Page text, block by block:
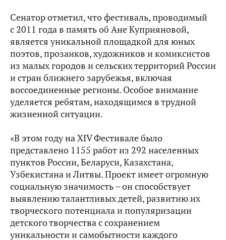
Сенатор отметил, что фестиваль, проводимый
с 2011 года в память об Ане Куприяновой,
является уникальной площадкой для юных
поэтов, прозаиков, художников и комиксистов
из малых городов и сельских территорий России
и стран ближнего зарубежья, включая
воссоединенные регионы. Особое внимание
уделяется ребятам, находящимся в трудной
жизненной ситуации.
«В этом году на XIV Фестивале было
представлено 1155 работ из 292 населенных
пунктов России, Беларуси, Казахстана,
Узбекистана и Литвы. Проект имеет огромную
социальную значимость – он способствует
выявлению талантливых детей, развитию их
творческого потенциала и популяризации
детского творчества с сохранением
уникальности и самобытности каждого